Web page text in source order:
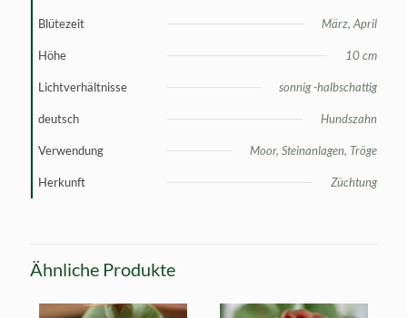
Blütezeit März, April
Höhe 10 cm
Lichtverhältnisse sonnig -halbschattig
deutsch Hundszahn
Verwendung Moor, Steinanlagen, Tröge
Herkunft Züchtung
Ähnliche Produkte